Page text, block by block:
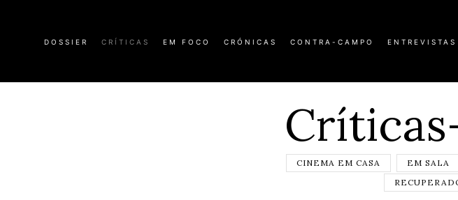
DOSSIER CRÍTICAS EM FOCO CRÓNICAS CONTRA-CAMPO ENTREVISTAS
Críticas
CINEMA EM CASA EM SALA